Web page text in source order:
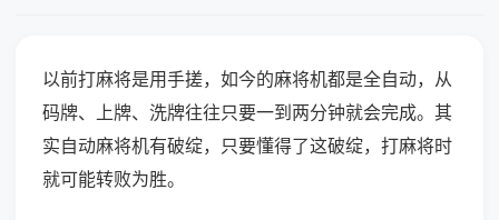
以前打麻将是用手搓，如今的麻将机都是全自动，从
码牌、上牌、洗牌往往只要一到两分钟就会完成。其
实自动麻将机有破绽，只要懂得了这破绽，打麻将时
就可能转败为胜。